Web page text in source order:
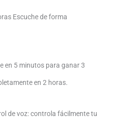
Escuche de forma
en 5 minutos para ganar 3
en 2 horas.
de voz: controla fácilmente tu